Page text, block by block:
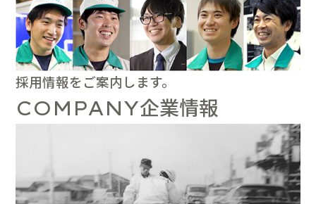
採用情報をご案内します。
COMPANY企業情報